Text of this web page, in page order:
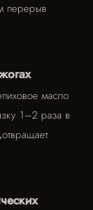
перерыв
масло
1–2 раза в